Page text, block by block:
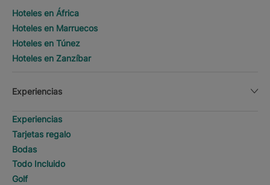
Hoteles en África
Hoteles en Marruecos
Hoteles en Túnez
Hoteles en Zanzíbar
Experiencias
Experiencias
Tarjetas regalo
Bodas
Todo Incluido
Golf